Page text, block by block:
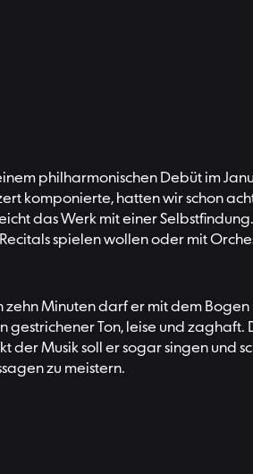
philharmonischen Debüt im
komponierte, hatten wir schon
das Werk mit einer
spielen wollen oder mit
zehn Minuten darf er mit dem
Ton, leise und
Musik soll er sogar singen und
zu meistern.